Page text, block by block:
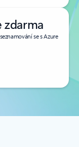
zdarma
se s Azure